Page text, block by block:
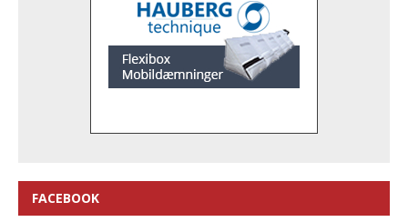
FACEBOOK